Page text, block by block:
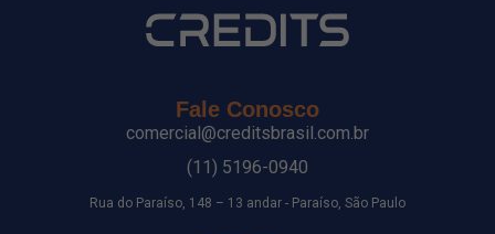
Fale Conosco
comercial@creditsbrasil.com.br
(11) 5196-0940
Rua do Paraíso, 148 – 13 andar - Paraíso, São Paulo